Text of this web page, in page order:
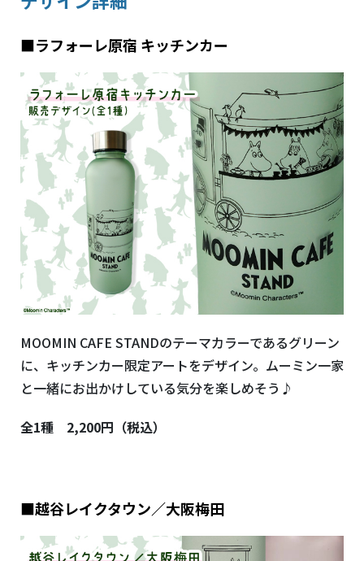
■ラフォーレ原宿 キッチンカー
MOOMIN CAFE STANDのテーマカラーであるグリーン
に、キッチンカー限定アートをデザイン。ムーミン一家
と一緒にお出かけしている気分を楽しめそう♪
全1種 2,200円（税込）
■越谷レイクタウン／大阪梅田